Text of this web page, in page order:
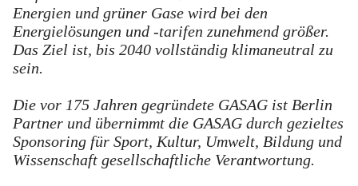
Energien und grüner Gase wird bei den
Energielösungen und -tarifen zunehmend größer.
Das Ziel ist, bis 2040 vollständig klimaneutral zu
sein.
Die vor 175 Jahren gegründete GASAG ist Berlin
Partner und übernimmt die GASAG durch gezieltes
Sponsoring für Sport, Kultur, Umwelt, Bildung und
Wissenschaft gesellschaftliche Verantwortung.